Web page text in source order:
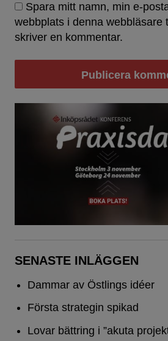
Spara mitt namn, min e-
webbplats i denna webbläsare
skriver en kommentar.
SENASTE INLÄGGEN
Dammar av Östlings idéer
Första strategin spikad
Lovar bättring i ”akuta